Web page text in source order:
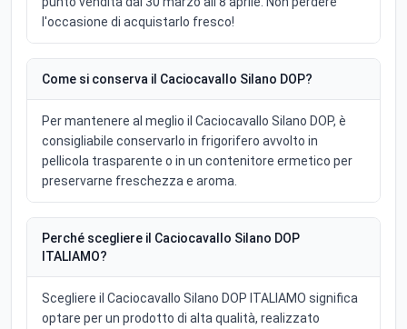
l'occasione di acquistarlo fresco!
Come si conserva il Caciocavallo Silano DOP?
Per mantenere al meglio il Caciocavallo Silano DOP, è
consigliabile conservarlo in frigorifero avvolto in
pellicola trasparente o in un contenitore ermetico per
preservarne freschezza e aroma.
Perché scegliere il Caciocavallo Silano DOP
ITALIAMO?
Scegliere il Caciocavallo Silano DOP ITALIAMO significa
optare per un prodotto di alta qualità, realizzato